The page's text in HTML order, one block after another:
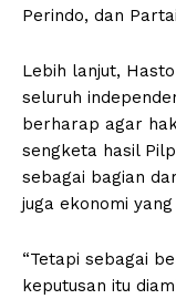
Perindo, dan
Lebih lanjut,
seluruh
berharap agar
sengketa hasil
sebagai bagian
juga ekonomi
“Tetapi sebagai
keputusan itu